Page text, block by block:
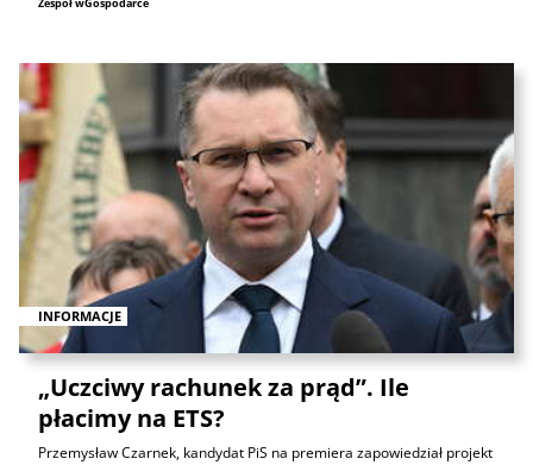
INFORMACJE
„Uczciwy rachunek za prąd”. Ile
płacimy na ETS?
Przemysław Czarnek, kandydat PiS na premiera zapowiedział projekt